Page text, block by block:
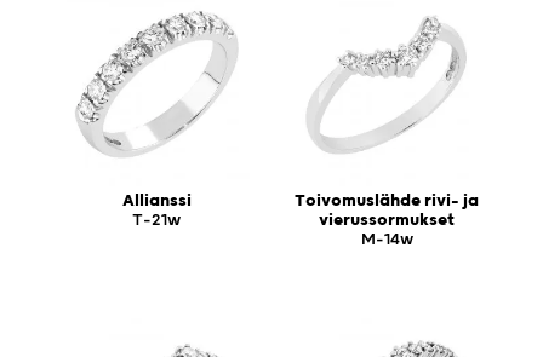
Allianssi
T-21w
Toivomuslähde rivi- ja
vierussormukset
M-14w